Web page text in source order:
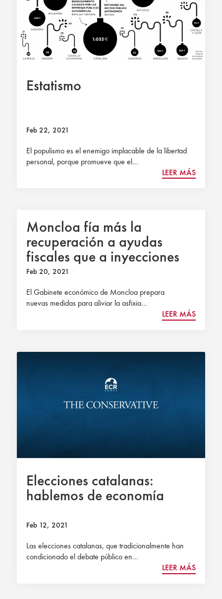
Estatismo
Feb 22, 2021
El populismo es el enemigo implacable de la libertad
personal, porque promueve que el...
LEER MÁS
Moncloa fía más la
recuperación a ayudas
fiscales que a inyecciones
directas
Feb 20, 2021
El Gabinete económico de Moncloa prepara
nuevas medidas para aliviar la asfixia...
LEER MÁS
Elecciones catalanas:
hablemos de economía
Feb 12, 2021
Las elecciones catalanas, que tradicionalmente han
condicionado el debate público en...
LEER MÁS